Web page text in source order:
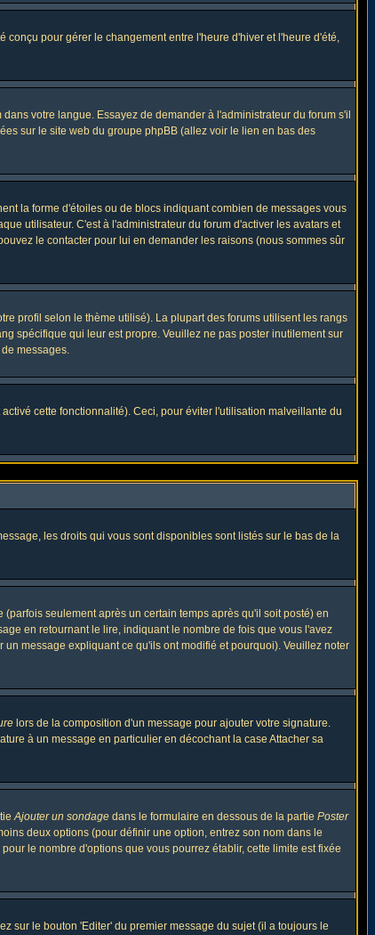
pour gérer le changement entre l'heure d'hiver et l'heure d'été,
votre langue. Essayez de demander à l'administrateur du forum s'il
sur le site web du groupe phpBB (allez voir le lien en bas des
la forme d'étoiles ou de blocs indiquant combien de messages vous
utilisateur. C'est à l'administrateur du forum d'activer les avatars et
le contacter pour lui en demander les raisons (nous sommes sûr
profil selon le thème utilisé). La plupart des forums utilisent les rangs
spécifique qui leur est propre. Veuillez ne pas poster inutilement sur
messages.
cette fonctionnalité). Ceci, pour éviter l'utilisation malveillante du
les droits qui vous sont disponibles sont listés sur le bas de la
seulement après un certain temps après qu'il soit posté) en
en retournant le lire, indiquant le nombre de fois que vous l'avez
message expliquant ce qu'ils ont modifié et pourquoi). Veuillez noter
lors de la composition d'un message pour ajouter votre signature.
à un message en particulier en décochant la case Attacher sa
Ajouter un sondage dans le formulaire en dessous de la partie Poster
deux options (pour définir une option, entrez son nom dans le
le nombre d'options que vous pourrez établir, cette limite est fixée
sur le bouton 'Editer' du premier message du sujet (il a toujours le